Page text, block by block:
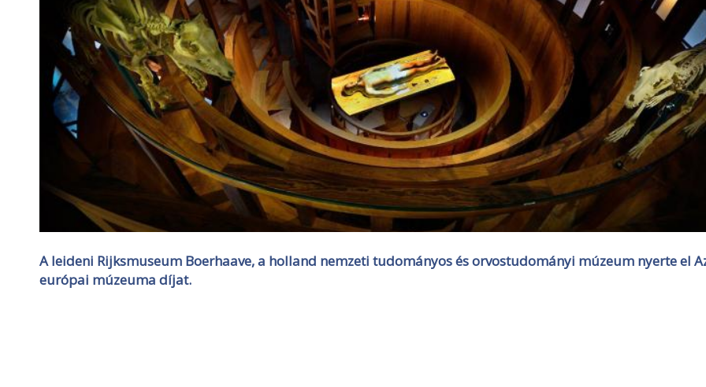
A leideni Rijksmuseum Boerhaave, a holland nemzeti tudományos és orvostudományi múzeum nyerte el
európai múzeuma díjat.